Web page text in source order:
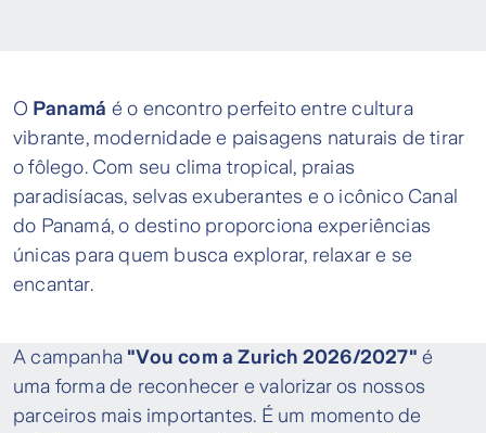
O Panamá é o encontro perfeito entre cultura
vibrante, modernidade e paisagens naturais de tirar
o fôlego. Com seu clima tropical, praias
paradisíacas, selvas exuberantes e o icônico Canal
do Panamá, o destino proporciona experiências
únicas para quem busca explorar, relaxar e se
encantar.
A campanha "Vou com a Zurich 2026/2027" é
uma forma de reconhecer e valorizar os nossos
parceiros mais importantes. É um momento de